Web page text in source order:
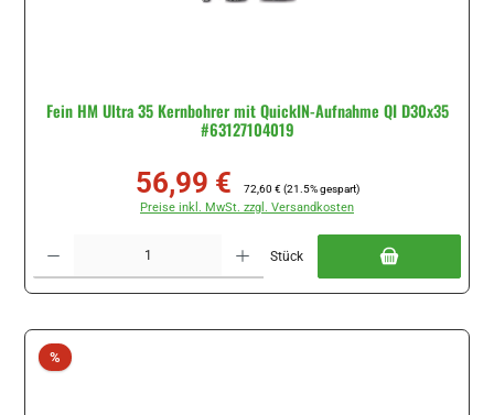
Fein HM Ultra 35 Kernbohrer mit QuickIN-Aufnahme QI D30x35
#63127104019
Verkaufspreis:
56,99 € 72,60 € (21.5% gespart)
Preise inkl. MwSt. zzgl. Versandkosten
Stück
%Rabatt